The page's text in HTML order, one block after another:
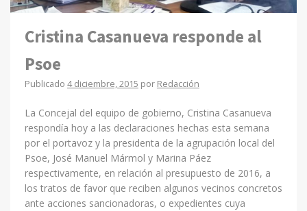
Cristina Casanueva responde al
Psoe
Publicado 4 diciembre, 2015 por Redacción
La Concejal del equipo de gobierno, Cristina Casanueva
respondía hoy a las declaraciones hechas esta semana
por el portavoz y la presidenta de la agrupación local del
Psoe, José Manuel Mármol y Marina Páez
respectivamente, en relación al presupuesto de 2016, a
los tratos de favor que reciben algunos vecinos concretos
ante acciones sancionadoras, o expedientes cuya